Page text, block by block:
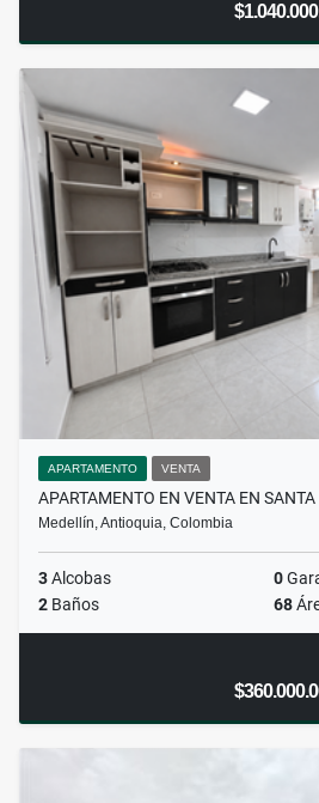
APARTAMENTO VENTA
APARTAMENTO EN VENTA EN
Medellín, Antioquia, Colombia
3Alcobas 0
2 Baños 68